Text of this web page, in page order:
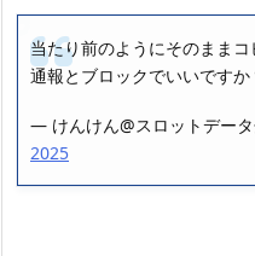
当たり前のようにそのまま
通報とブロックでいいですか
— けんけん@スロットデー
2025